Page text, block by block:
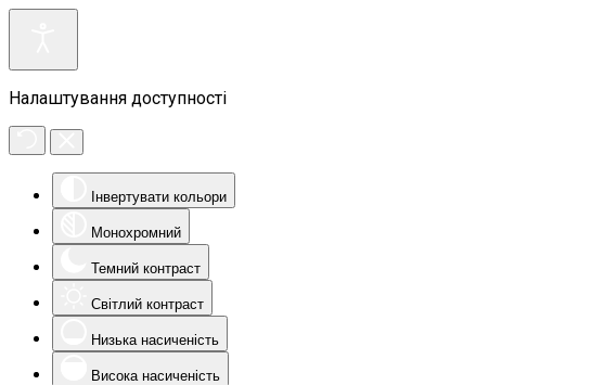
Налаштування доступності
Інвертувати кольори
Монохромний
Темний контраст
Світлий контраст
Низька насиченість
Висока насиченість